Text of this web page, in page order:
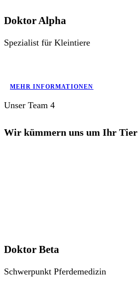
Doktor Alpha
Spezialist für Kleintiere
MEHR INFORMATIONEN
Unser Team 4
Wir kümmern uns um Ihr Tier
Doktor Beta
Schwerpunkt Pferdemedizin